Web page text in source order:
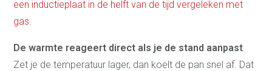
een inductieplaat in de helft van de tijd vergeleken met
gas.
De warmte reageert direct als je de stand aanpast.
Zet je de temperatuur lager, dan koelt de pan snel af. Dat